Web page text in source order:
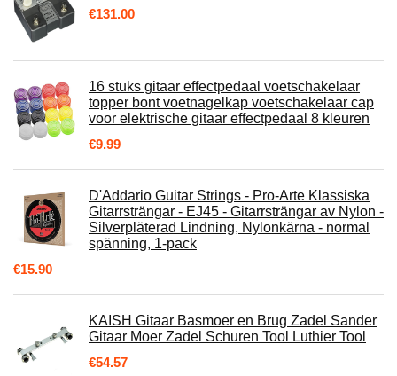
€131.00
16 stuks gitaar effectpedaal voetschakelaar
topper bont voetnagelkap voetschakelaar cap
voor elektrische gitaar effectpedaal 8 kleuren
€9.99
D'Addario Guitar Strings - Pro-Arte Klassiska
Gitarrsträngar - EJ45 - Gitarrsträngar av Nylon -
Silverpläterad Lindning, Nylonkärna - normal
spänning, 1-pack
€15.90
KAISH Gitaar Basmoer en Brug Zadel Sander
Gitaar Moer Zadel Schuren Tool Luthier Tool
€54.57